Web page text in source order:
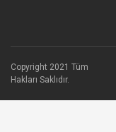
Copyright 2021 Tüm
Hakları Saklıdır.